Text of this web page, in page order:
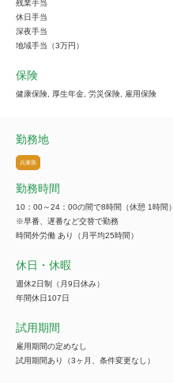
残業手当
休日手当
深夜手当
地域手当（3万円）
保険
健康保険, 厚生年金, 労災保険, 雇用保険
勤務地
兵庫県
勤務時間
10：00～24：00の間で8時間（休憩 1時間）
※早番、遅番など交替で勤務
時間外労働 あり（月平均25時間）
休日・休暇
週休2日制（月9日休み）
年間休日107日
試用期間
雇用期間の定めなし
試用期間あり（3ヶ月、条件変更なし）